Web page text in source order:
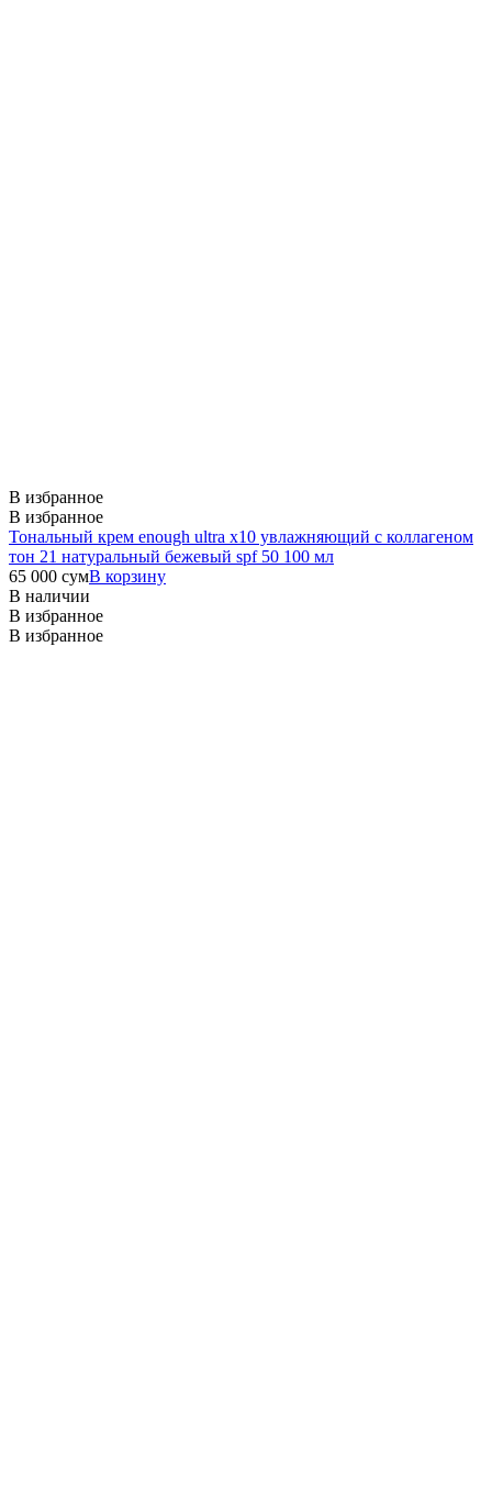
В избранное
В избранное
Тональный крем enough ultra x10 увлажняющий c коллагеном
тон 21 натуральный бежевый spf 50 100 мл
65 000 сумВ корзину
В наличии
В избранное
В избранное